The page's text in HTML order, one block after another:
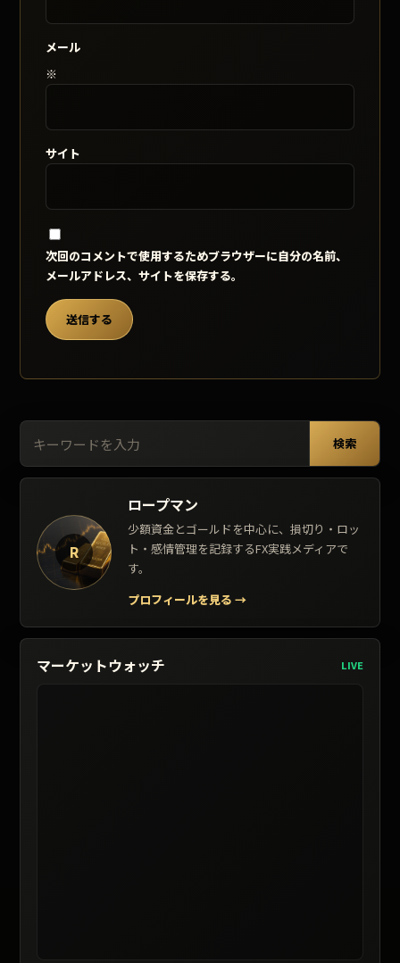
メール
※
サイト
次回のコメントで使用するためブラウザーに自分の名前、
メールアドレス、サイトを保存する。
検索
R
ロープマン
少額資金とゴールドを中心に、損切り・ロッ
ト・感情管理を記録するFX実践メディアで
す。
プロフィールを見る →
マーケットウォッチ LIVE